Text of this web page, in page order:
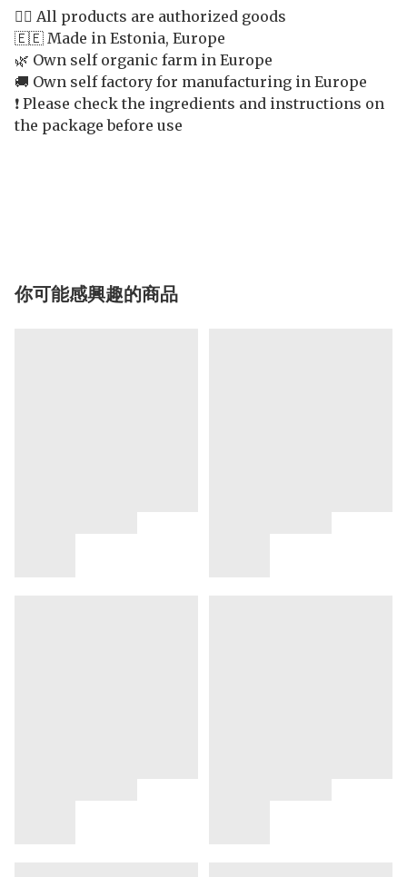
👍🏻 All products are authorized goods
🇪🇪 Made in Estonia, Europe
🌿 Own self organic farm in Europe
🚚 Own self factory for manufacturing in Europe
❗️ Please check the ingredients and instructions on
the package before use
你可能感興趣的商品